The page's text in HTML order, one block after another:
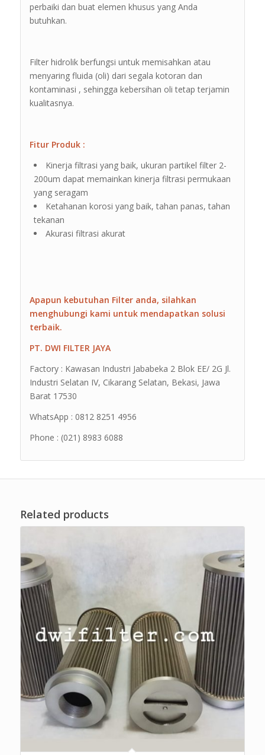
perbaiki dan buat elemen khusus yang Anda
butuhkan.
Filter hidrolik berfungsi untuk memisahkan atau
menyaring fluida (oli) dari segala kotoran dan
kontaminasi , sehingga kebersihan oli tetap terjamin
kualitasnya.
Fitur Produk :
Kinerja filtrasi yang baik, ukuran partikel filter 2-
200um dapat memainkan kinerja filtrasi permukaan
yang seragam
Ketahanan korosi yang baik, tahan panas, tahan
tekanan
Akurasi filtrasi akurat
Apapun kebutuhan Filter anda, silahkan
menghubungi kami untuk mendapatkan solusi
terbaik.
PT. DWI FILTER JAYA
Factory : Kawasan Industri Jababeka 2 Blok EE/ 2G Jl.
Industri Selatan IV, Cikarang Selatan, Bekasi, Jawa
Barat 17530
WhatsApp : 0812 8251 4956
Phone : (021) 8983 6088
Related products